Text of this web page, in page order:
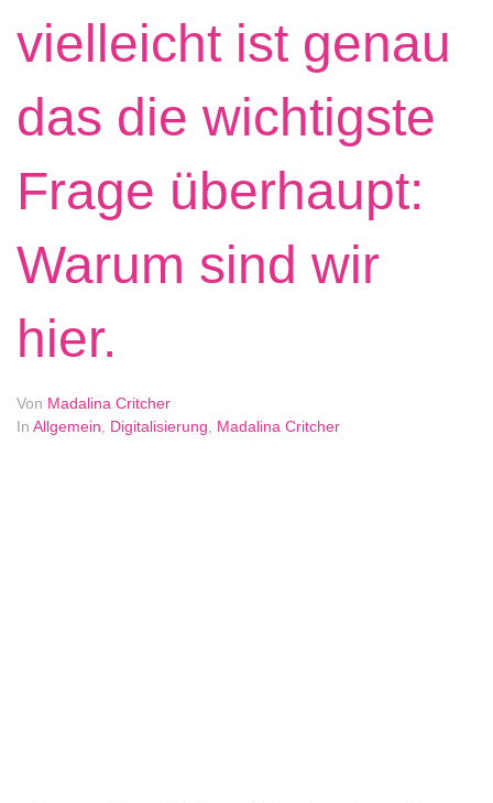
vielleicht ist genau
das die wichtigste
Frage überhaupt:
Warum sind wir
hier.
Von Madalina Critcher
In Allgemein Digitalisierung Madalina Critcher